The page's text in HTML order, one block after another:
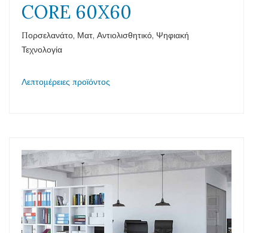
CORE 60X60
Πορσελανάτο, Ματ, Αντιολισθητικό, Ψηφιακή
Τεχνολογία
Λεπτομέρειες προϊόντος